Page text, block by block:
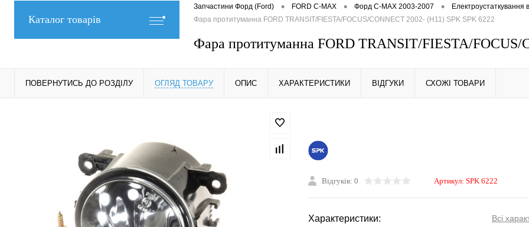
Каталог товарів
Запчастини Форд (Ford) • FORD C-MAX • Форд C-MAX 2003-2007 •
Фара протитуманна FORD TRANSIT/FIESTA/FOCUS/CONNECT 2002- (H11) SPK SPK 6222
Фара протитуманна FORD TRANSIT/FIESTA/FOCUS/
ПОВЕРНУТИСЬ ДО РОЗДІЛУ ОГЛЯД ТОВАРУ ОПИС ХАРАКТЕРИСТИКИ ВІДГУКИ СХОЖІ ТОВАРИ
Відгуків: 0 Артикул: SPK 6222
Характеристики: Всі